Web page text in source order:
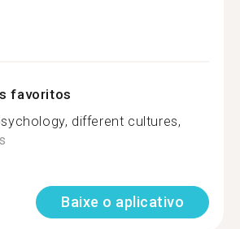
favoritos
different cultures,
Baixe o aplicativo